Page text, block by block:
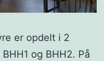
er opdelt i 2
og BHH2. På